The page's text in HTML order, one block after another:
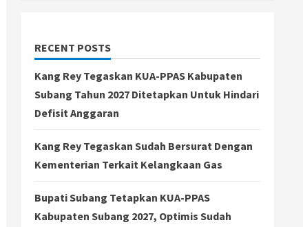
RECENT POSTS
Kang Rey Tegaskan KUA-PPAS Kabupaten
Subang Tahun 2027 Ditetapkan Untuk Hindari
Defisit Anggaran
Kang Rey Tegaskan Sudah Bersurat Dengan
Kementerian Terkait Kelangkaan Gas
Bupati Subang Tetapkan KUA-PPAS
Kabupaten Subang 2027, Optimis Sudah